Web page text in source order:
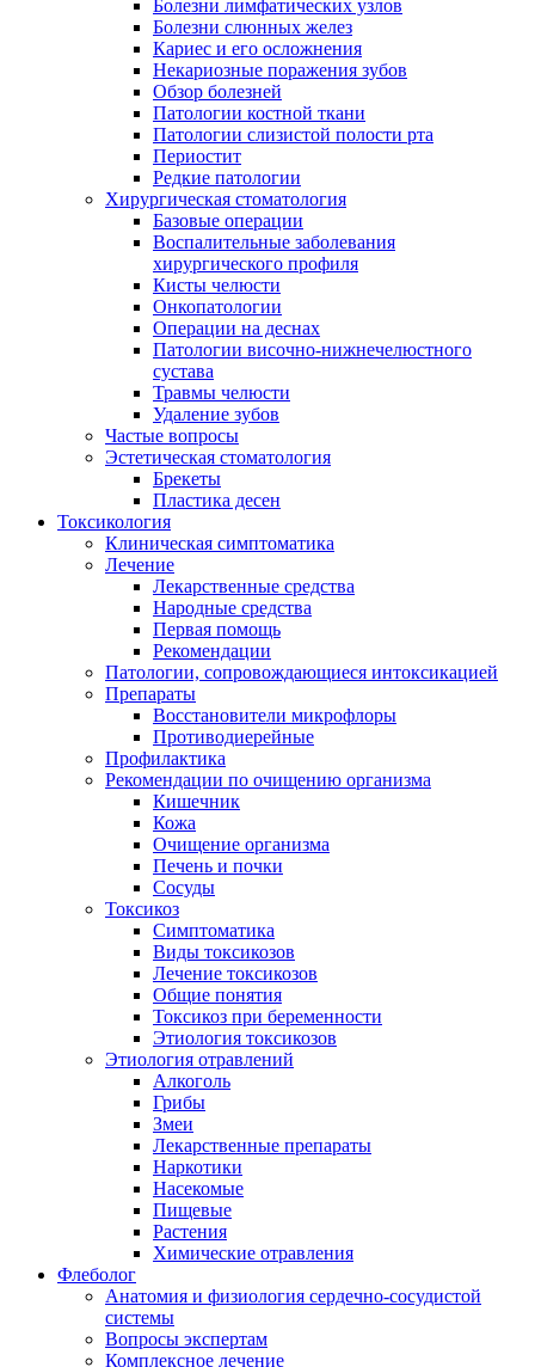
Болезни лимфатических узлов
Болезни слюнных желез
Кариес и его осложнения
Некариозные поражения зубов
Обзор болезней
Патологии костной ткани
Патологии слизистой полости рта
Периостит
Редкие патологии
Хирургическая стоматология
Базовые операции
Воспалительные заболевания
хирургического профиля
Кисты челюсти
Онкопатологии
Операции на деснах
Патологии височно-нижнечелюстного
сустава
Травмы челюсти
Удаление зубов
Частые вопросы
Эстетическая стоматология
Брекеты
Пластика десен
Токсикология
Клиническая симптоматика
Лечение
Лекарственные средства
Народные средства
Первая помощь
Рекомендации
Патологии, сопровождающиеся интоксикацией
Препараты
Восстановители микрофлоры
Противодиерейные
Профилактика
Рекомендации по очищению организма
Кишечник
Кожа
Очищение организма
Печень и почки
Сосуды
Токсикоз
Cимптоматика
Виды токсикозов
Лечение токсикозов
Общие понятия
Токсикоз при беременности
Этиология токсикозов
Этиология отравлений
Алкоголь
Грибы
Змеи
Лекарственные препараты
Наркотики
Насекомые
Пищевые
Растения
Химические отравления
Флеболог
Анатомия и физиология сердечно-сосудистой
системы
Вопросы экспертам
Комплексное лечение